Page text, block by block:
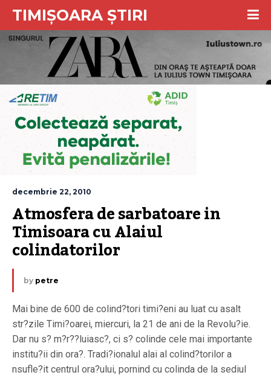
TIMIȘOARA ȘTIRI
decembrie 22, 2010
Atmosfera de sarbatoare in
Timisoara cu Alaiul
colindatorilor
by petre
Mai bine de 600 de colind?tori timi?eni au luat cu asalt
str?zile Timi?oarei, miercuri, la 21 de ani de la Revolu?ie.
Dar nu s? m?r??luiasc?, ci s? colinde cele mai importante
institu?ii din ora?. Tradi?ionalul alai al colind?torilor a
nsufle?it centrul ora?ului, pornind cu colinda de la sediul